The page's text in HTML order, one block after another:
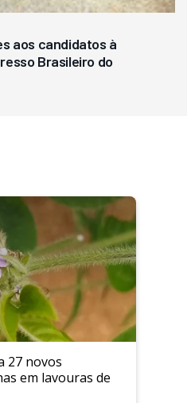
aos candidatos à
Brasileiro do
27 novos
em lavouras de